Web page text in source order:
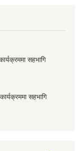
सहभागि
सहभागि